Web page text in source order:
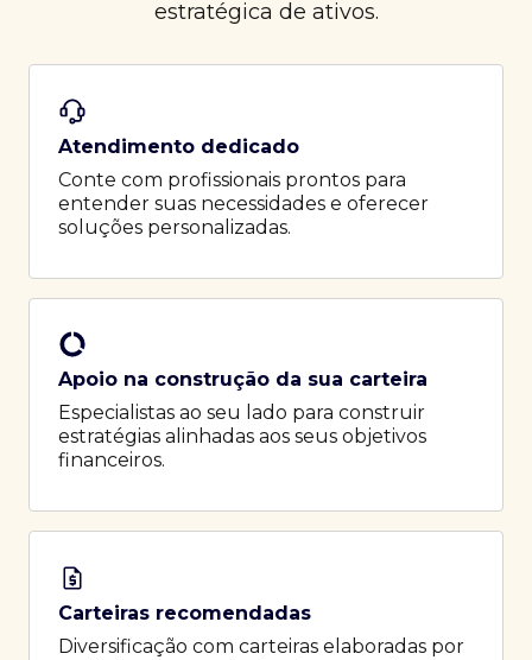
estratégica de ativos.
Atendimento dedicado
Conte com profissionais prontos para
entender suas necessidades e oferecer
soluções personalizadas.
Apoio na construção da sua carteira
Especialistas ao seu lado para construir
estratégias alinhadas aos seus objetivos
financeiros.
Carteiras recomendadas
Diversificação com carteiras elaboradas por